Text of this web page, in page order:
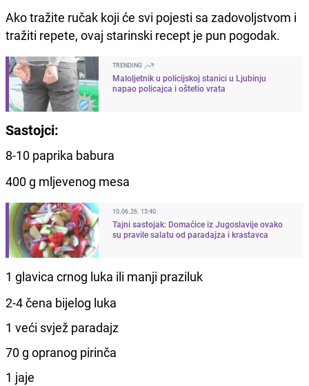
Ako tražite ručak koji će svi pojesti sa zadovoljstvom i
tražiti repete, ovaj starinski recept je pun pogodak.
TRENDING
Maloljetnik u policijskoj stanici u Ljubinju
napao policajca i oštetio vrata
Sastojci:
8-10 paprika babura
400 g mljevenog mesa
10.06.26. 13:40
Tajni sastojak: Domaćice iz Jugoslavije ovako
su pravile salatu od paradajza i krastavca
1 glavica crnog luka ili manji praziluk
2-4 čena bijelog luka
1 veći svjež paradajz
70 g opranog pirinča
1 jaje